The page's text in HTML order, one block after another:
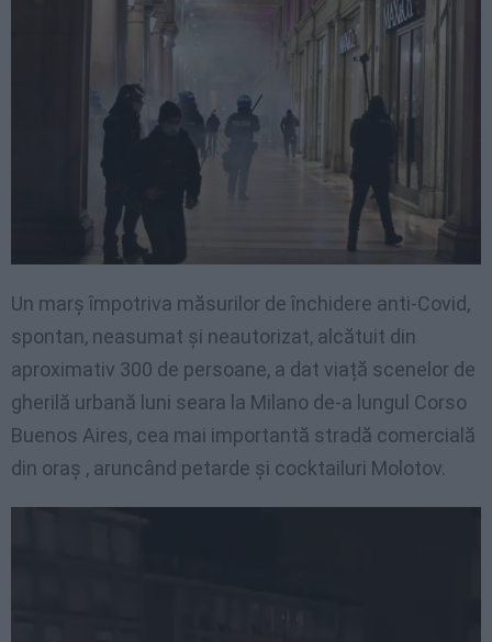
Un marș împotriva măsurilor de închidere anti-Covid,
spontan, neasumat și neautorizat, alcătuit din
aproximativ 300 de persoane, a dat viață scenelor de
gherilă urbană luni seara la Milano de-a lungul Corso
Buenos Aires, cea mai importantă stradă comercială
din oraș , aruncând petarde și cocktailuri Molotov.